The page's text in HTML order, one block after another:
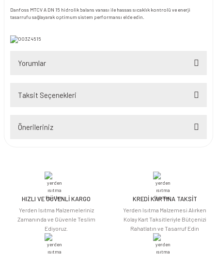
Danfoss MTCV A DN 15 hidrolik balans vanası ile hassas sıcaklık kontrolü ve enerji
tasarrufu sağlayarak optimum sistem performansı elde edin.
Yorumlar
Taksit Seçenekleri
Önerileriniz
iletebilirsiniz.
Görüş ve önerileriniz için teşekkür ederiz.
Ürün açıklamasında eksik bilgiler bulunuyor.
Ürün bilgilerinde hatalar bulunuyor.
Ürün fiyatı diğer sitelerden daha pahalı.
HIZLI VE GÜVENLİ KARGO
Yerden Isıtma Malzemeleriniz
Zamanında ve Güvenle Teslim
Ediyoruz.
KREDİ KARTINA TAKSİT
Yerden Isıtma Malzemesi Alırken
Kolay Kart Taksitleriyle Bütçenizi
Rahatlatın ve Tasarruf Edin